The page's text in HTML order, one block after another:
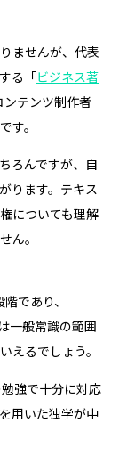
ませんが、代表
る「ビジネス著
ンテンツ制作者
す。
ろんですが、自
ります。テキス
についても理解
ん。
であり、
一般常識の範囲
えるでしょう。
強で十分に対応
用いた独学が中